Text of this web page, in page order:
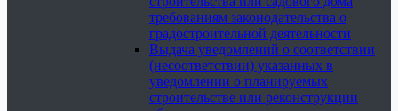
требованиям законодательства о
градостроительной деятельности
Выдача уведомлений о соответствии
(несоответствии) указанных в
уведомлении о планируемых
строительстве или реконструкции